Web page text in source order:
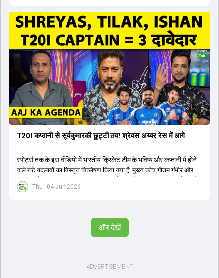
Thu - 04 Jun 2026
T20I कप्तानी से सूर्यकुमारकी छुट्टी तय! श्रेयस अय्यर रेस में आगे
स्पोर्ट्स तक के इस वीडियो में भारतीय क्रिकेट टीम के भविष्य और कप्तानी में होने
वाले बड़े बदलावों का विस्तृत विश्लेषण किया गया है. मुख्य कोच गौतम गंभीर और
चयनकर्ता अजीत अगरकर 2027 वनडे वर्ल्ड कप और 2028 टी20 वर्ल्ड कप के
लिए दीर्घकालिक योजना बना रहे हैं. चर्चा के अनुसार, सूर्यकुमार यादव के स्थान पर
चिंताओं के बीच नीतीश कुमार रेड्डी को उनके बैकअप के तौर पर तैयार किया जा
रहा है. वीडियो में वैभव सूर्यवंशी के डेब्यू, अभिषेक शर्मा और संजू सैमसन की ओपनिंग
ऑलराउंडर्स पर प्रभाव और भारत-अफगानिस्तान टेस्ट मैच जैसे महत्वपूर्ण विषयों
और देखें